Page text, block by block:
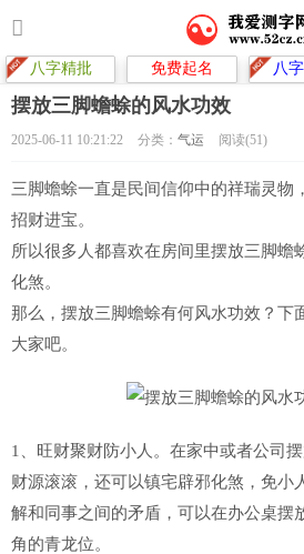
八字精批 免费起名 八
摆放三脚蟾蜍的风水功效
2025-06-11 10:21:22 分类： 气运 阅读(51)
三脚蟾蜍一直是民间信仰中的祥瑞灵物
招财进宝。
所以很多人都喜欢在房间里摆放三脚蟾
化煞。
那么，摆放三脚蟾蜍有何风水功效？下
大家吧。
1、旺财聚财防小人。在家中或者公司
财源滚滚，还可以镇宅辟邪化煞，免小
解和同事之间的矛盾，可以在办公桌摆
角的青龙位。